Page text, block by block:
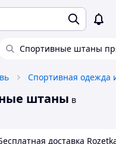
Спортивные штаны
Спортивная одежда
штаны в
доставка